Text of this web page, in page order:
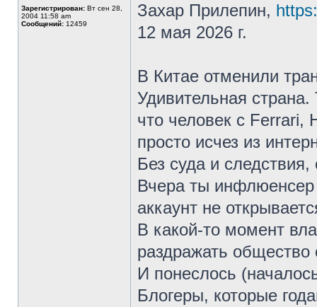
Зарегистрирован: Вт сен 28,
2004 11:58 am
Сообщений: 12459
Захар Прилепин,
12 мая 2026 г.
В Китае отменили
Удивительная
что человек с
просто исчез из
Без суда и
Вчера ты инфлюенсер
аккаунт не
В какой-то момент
раздражать
И понеслось
Блогеры, которые